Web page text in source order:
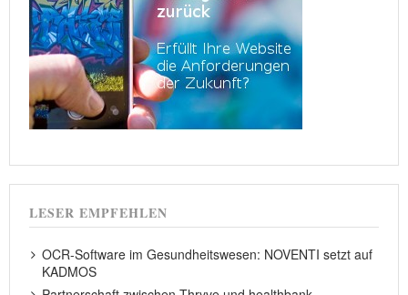
LESER EMPFEHLEN
OCR-Software im Gesundheitswesen: NOVENTI setzt auf
KADMOS